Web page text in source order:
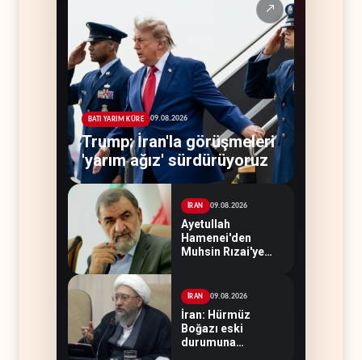
↗
BATI YARIM KÜRE 09.08.2026
Trump: İran'la görüşmeleri
'yarım ağız' sürdürüyoruz
İRAN 09.08.2026
Ayetullah
Hamenei'den
Muhsin Rızai'ye
İRAN 09.08.2026
İran: Hürmüz
Boğazı eski
durumuna